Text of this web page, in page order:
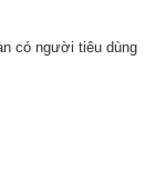
có người tiêu dùng